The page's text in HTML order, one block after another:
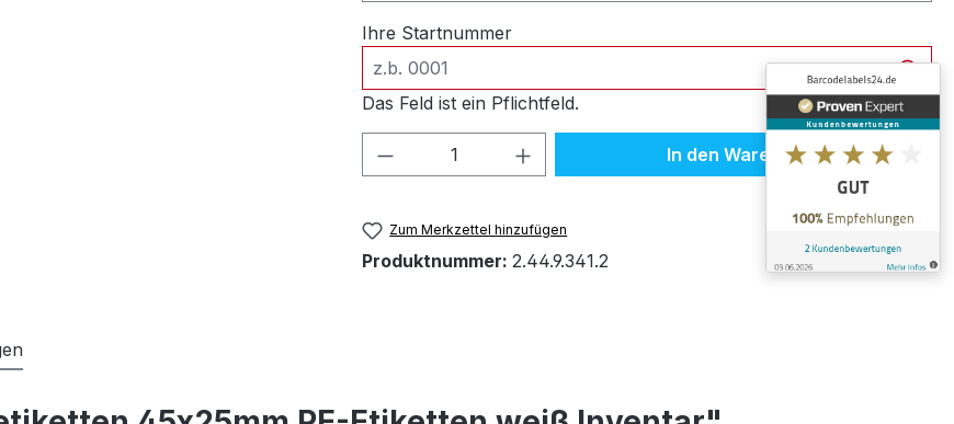
Ihre Startnummer
Das Feld ist ein Pflichtfeld.
Produkt Anzahl: Gib den gewünschten Wert
In den Warenkorb
Zum Merkzettel hinzufügen
Produktnummer: 2.44.9.341.2